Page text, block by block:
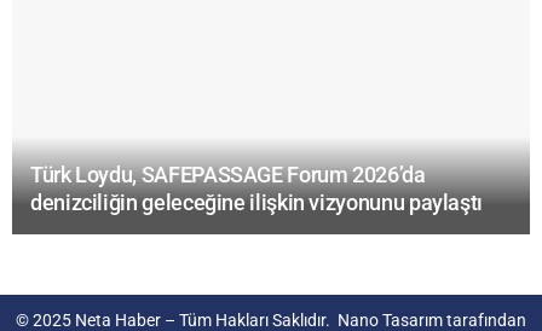
Türk Loydu, SAFEPASSAGE Forum 2026’da
denizciliğin geleceğine ilişkin vizyonunu paylaştı
© 2025 Neta Haber – Tüm Hakları Saklıdır. Nano Tasarımtarafından